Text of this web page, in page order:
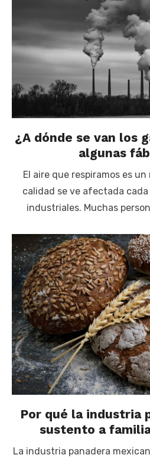
¿A dónde se van los
algunas
El aire que respiramos es
calidad se ve afectada
industriales. Muchas
Por qué la industria
sustento a
La industria panadera